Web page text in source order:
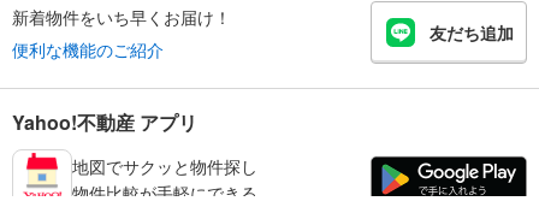
新着物件をいち早くお届け！
便利な機能のご紹介
友だち追加
Yahoo!不動産 アプリ
地図でサクッと物件探し
物件比較が手軽にできる